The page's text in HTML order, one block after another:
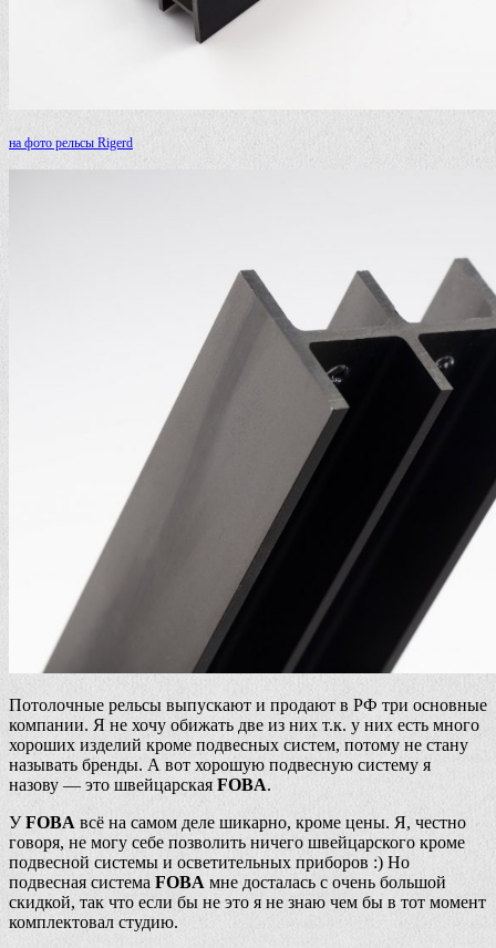
на фото рельсы Rigerd
Потолочные рельсы выпускают и продают в РФ три основные
компании. Я не хочу обижать две из них т.к. у них есть много
хороших изделий кроме подвесных систем, потому не стану
называть бренды. А вот хорошую подвесную систему я
назову — это швейцарская FOBA.
УFOBA всё на самом деле шикарно, кроме цены. Я, честно
говоря, не могу себе позволить ничего швейцарского кроме
подвесной системы и осветительных приборов :) Но
подвесная система FOBA мне досталась с очень большой
скидкой, так что если бы не это я не знаю чем бы в тот момент
комплектовал студию.